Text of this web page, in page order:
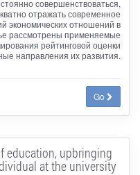
совершенствоваться,
отражать современное
экономических отношений в
рассмотрены применяемые
рейтинговой оценки
направления их развития.
Go
education, upbringing
at the university